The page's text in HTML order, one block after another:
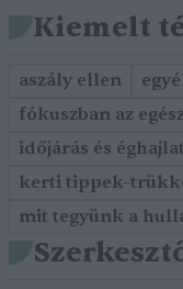
Kiemelt
aszály ellen
fókuszban az
időjárás és éghajlat
kerti tippek-
mit tegyünk a